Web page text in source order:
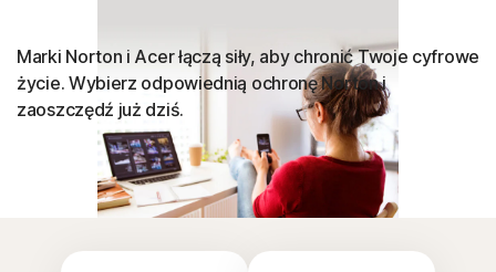
Marki Norton i Acer łączą siły, aby chronić Twoje cyfrowe
życie. Wybierz odpowiednią ochronę Norton i
zaoszczędź już dziś.